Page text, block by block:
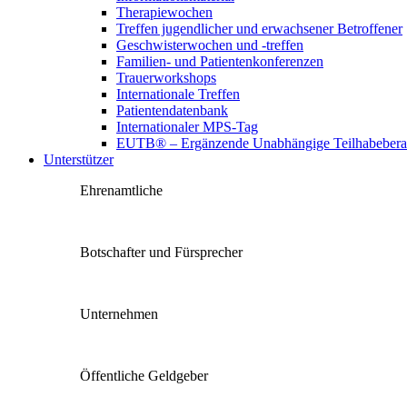
Therapiewochen
Treffen jugendlicher und erwachsener Betroffener
Geschwisterwochen und -treffen
Familien- und Patientenkonferenzen
Trauerworkshops
Internationale Treffen
Patientendatenbank
Internationaler MPS-Tag
EUTB® – Ergänzende Unabhängige
Unterstützer
Ehrenamtliche
Botschafter und Fürsprecher
Unternehmen
Öffentliche Geldgeber